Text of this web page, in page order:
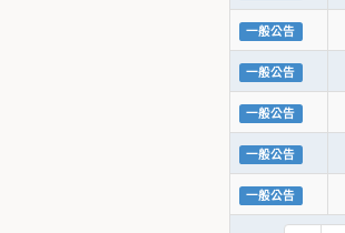
一般公告
一般公告
一般公告
一般公告
一般公告